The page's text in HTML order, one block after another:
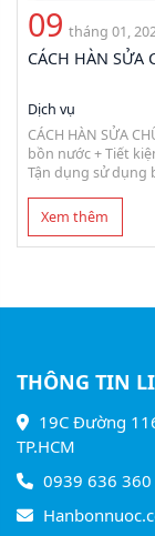
09 tháng 01,
CÁCH HÀN SỬA
Dịch vụ
CÁCH HÀN SỬA CHỮA BỒN
bồn nước + Tiết kiệm chi phí + Khắc phục tình trạng rò rỉ tạm thời +
Xem thêm
THÔNG TIN
19C Đường
TP.HCM
0939 636 360